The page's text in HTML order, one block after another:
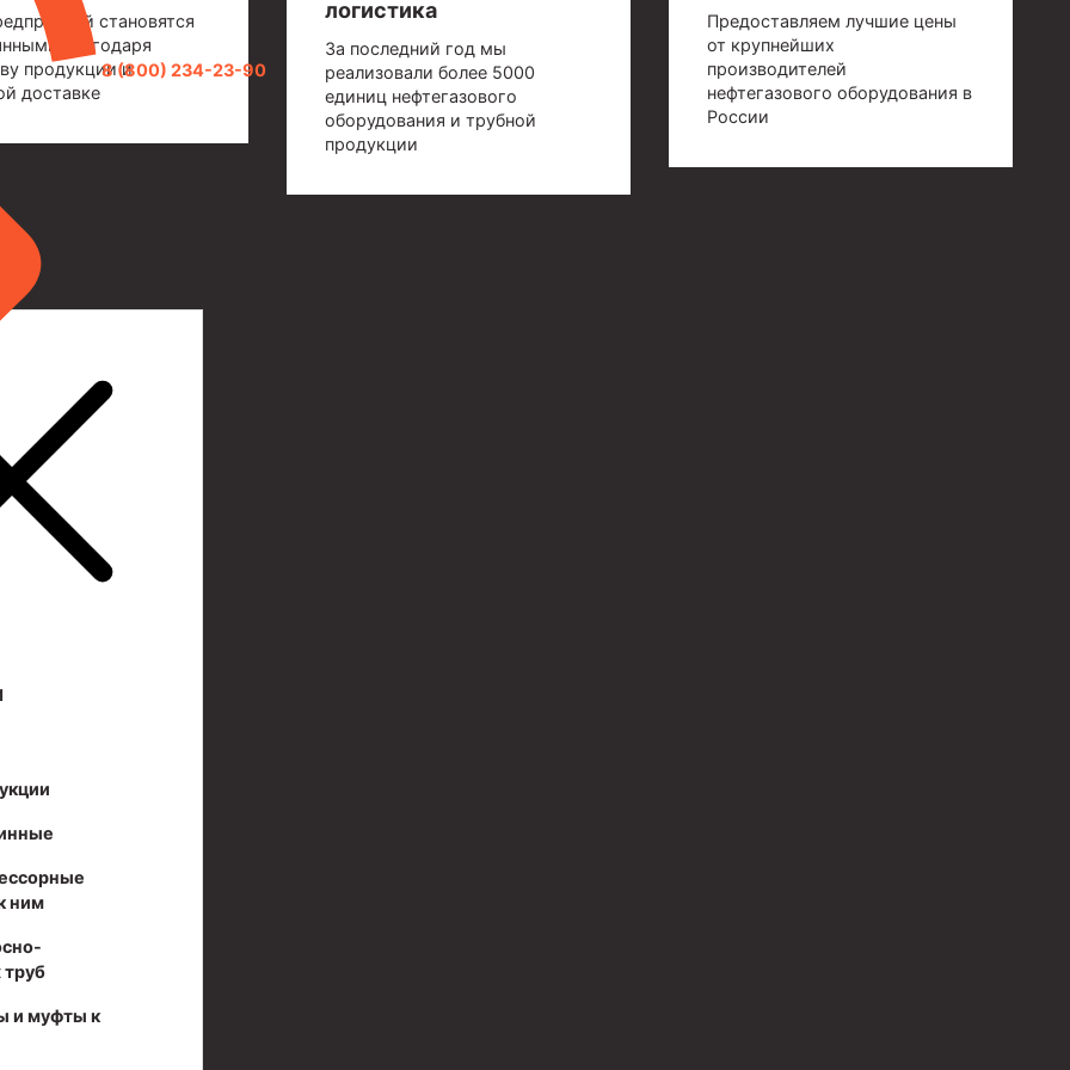
8 (800) 234-23-90
становятся
благодаря
продукции и
доставке
логистика
За последний год мы
реализовали более 5000
единиц нефтегазового
оборудования и трубной
продукции
Предоставляем лучшие цены
от крупнейших
производителей
нефтегазового оборудования в
России
ним
и муфты к